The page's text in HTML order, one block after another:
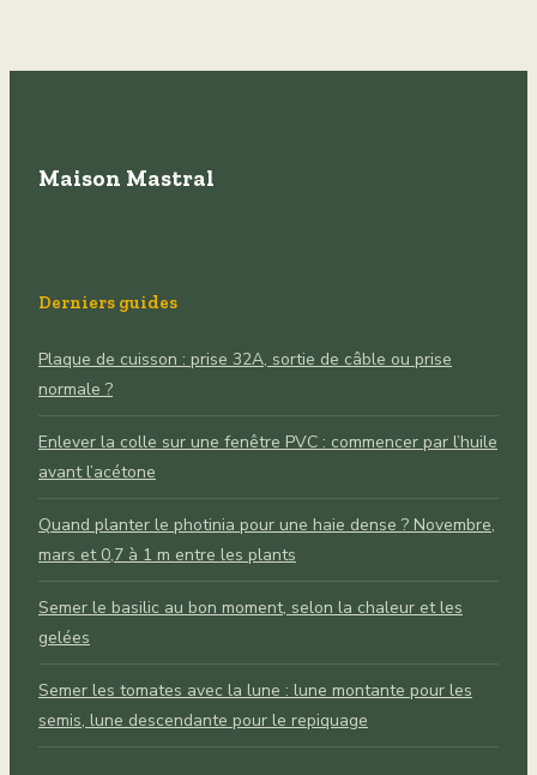
% ?
Maison Mastral
Derniers guides
Plaque de cuisson : prise 32A, sortie de câble ou prise
normale ?
Enlever la colle sur une fenêtre PVC : commencer par l’huile
avant l’acétone
Quand planter le photinia pour une haie dense ? Novembre,
mars et 0,7 à 1 m entre les plants
Semer le basilic au bon moment, selon la chaleur et les
gelées
Semer les tomates avec la lune : lune montante pour les
semis, lune descendante pour le repiquage